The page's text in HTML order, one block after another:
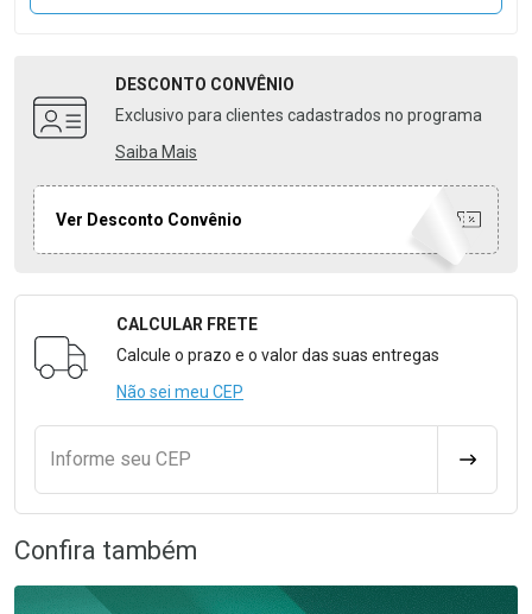
DESCONTO CONVÊNIO
Exclusivo para clientes cadastrados no programa
Saiba Mais
Ver Desconto Convênio
Formulário para Calcular o Frete
CALCULAR FRETE
Calcule o prazo e o valor das suas entregas
Não sei meu CEP
Informe seu CEP
Confira também